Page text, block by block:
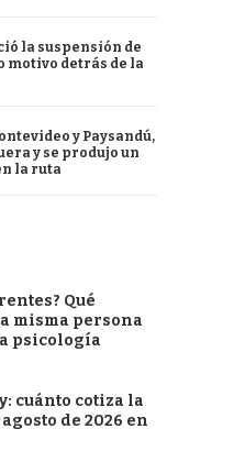
la suspensión de
motivo detrás de la
y Paysandú,
y se produjo un
la ruta
Qué
misma persona
psicología
cuánto cotiza la
de 2026 en